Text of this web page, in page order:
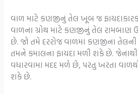
વાળ માટે કણજીનું તેલ ખૂબ જ
વાળના ગ્રોથ માટે કણજીનું તેલ રામબાણ
છે. જો તમે દરરોજ વાળમાં કણજીના તેલની
તમને કમાલના ફાયદા મળી શકે છે.
વધારવામાં મદદ મળે છે, પરંતુ ખરતા
શકે છે.